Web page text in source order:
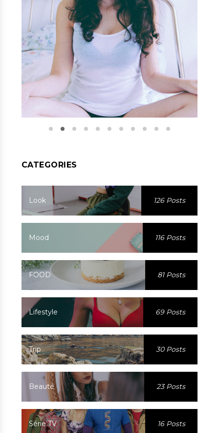
CATEGORIES
Look 126 Posts
Mood 116 Posts
FOOD 81 Posts
Lifestyle 69 Posts
Trip 30 Posts
Beauté 23 Posts
Série TV 16 Posts